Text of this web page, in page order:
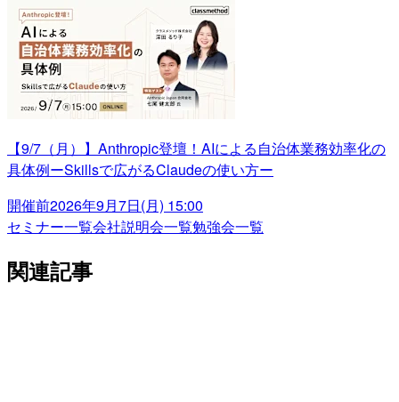
【9/7（月）】Anthropic登壇！AIによる自治体業務効率化の
具体例ーSkillsで広がるClaudeの使い方ー
開催前2026年9月7日(月) 15:00
セミナー一覧会社説明会一覧勉強会一覧
関連記事